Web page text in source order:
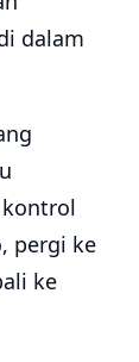
dalam
kontrol
pergi ke
ke